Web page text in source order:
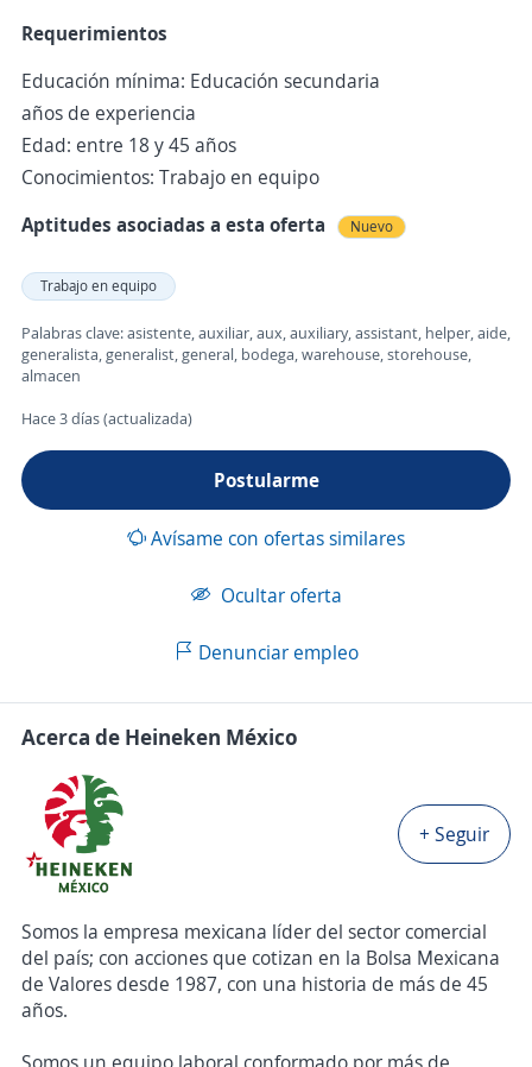
Requerimientos
Educación mínima: Educación secundaria
años de experiencia
Edad: entre 18 y 45 años
Conocimientos: Trabajo en equipo
Aptitudes asociadas a esta oferta
Nuevo
Trabajo en equipo
Palabras clave: asistente, auxiliar, aux, auxiliary, assistant, helper, aide,
generalista, generalist, general, bodega, warehouse, storehouse,
almacen
Hace 3 días (actualizada)
Postularme
Avísame con ofertas similares
Ocultar oferta
Denunciar empleo
Acerca de Heineken México
+ Seguir
Somos la empresa mexicana líder del sector comercial
del país; con acciones que cotizan en la Bolsa Mexicana
de Valores desde 1987, con una historia de más de 45
años.